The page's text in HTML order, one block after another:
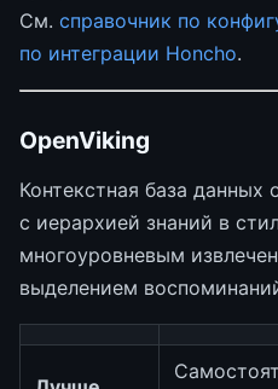
См. справочник по
по интеграции Honcho.
OpenViking
Контекстная база данных
с иерархией знаний в
многоуровневым
выделением